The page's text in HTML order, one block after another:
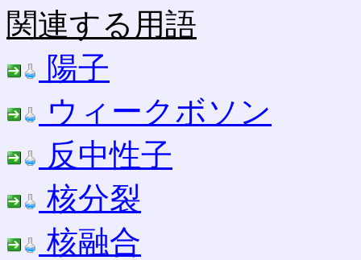
関連する用語
陽子
ウィークボソン
反中性子
核分裂
核融合